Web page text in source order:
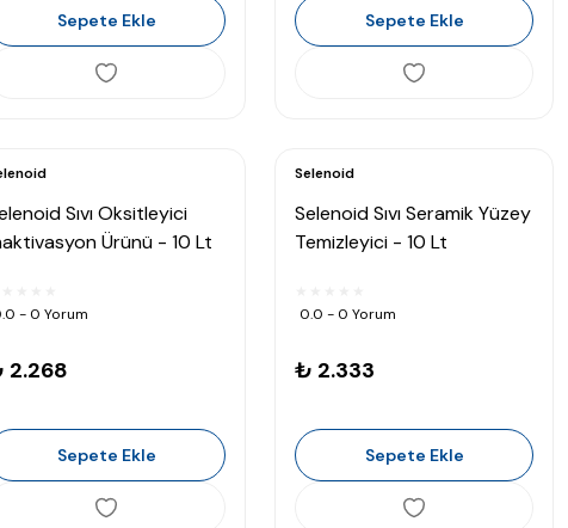
Sepete Ekle Sepete Ekle
Sıvı Oksitleyici
Ürünü - 10 Lt
- 0 Yorum
2.268
Sepete Ekle
Selenoid
Selenoid Sıvı Seramik Yüzey
Temizleyici - 10 Lt
0.0 - 0 Yorum
₺ 2.333
Sepete Ekle